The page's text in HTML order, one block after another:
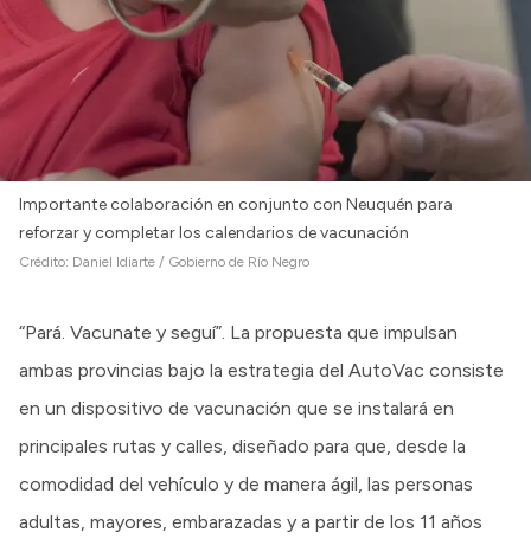
Importante colaboración en conjunto con Neuquén para
reforzar y completar los calendarios de vacunación
Crédito: Daniel Idiarte / Gobierno de Río Negro
“Pará. Vacunate y seguí”. La propuesta que impulsan
ambas provincias bajo la estrategia del AutoVac consiste
en un dispositivo de vacunación que se instalará en
principales rutas y calles, diseñado para que, desde la
comodidad del vehículo y de manera ágil, las personas
adultas, mayores, embarazadas y a partir de los 11 años